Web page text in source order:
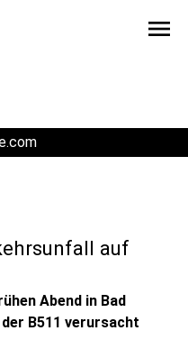
menu
auf
Abend in Bad
B511 verursacht